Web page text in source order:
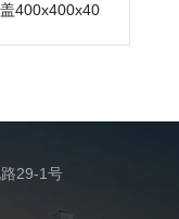
400x400x40
29-1号